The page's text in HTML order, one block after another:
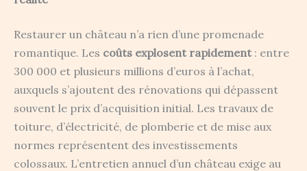
Restaurer un château n’a rien d’une promenade
romantique. Les coûts explosent rapidement: entre
300 000 et plusieurs millions d’euros à l’achat,
auxquels s’ajoutent des rénovations qui dépassent
souvent le prix d’acquisition initial. Les travaux de
toiture, d’électricité, de plomberie et de mise aux
normes représentent des investissements
colossaux. L’entretien annuel d’un château exige au